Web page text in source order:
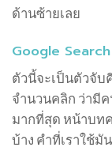
ด้านซ้ายเลย
Google
ตัวนี้จะเป็นตัวจับ
จำนวนคลิก ว่ามี
มากที่สุด หน้าบท
บ้าง คำที่เราใช้มั